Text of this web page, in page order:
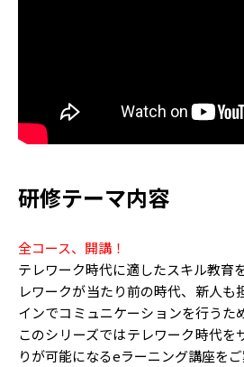
研修テーマ内容
全コース、開講！
テレワーク時代に適したスキル教育
レワークが当たり前の時代、新人も
インでコミュニケーションを行うた
このシリーズではテレワーク時代を
りが可能になるeラーニング講座をご